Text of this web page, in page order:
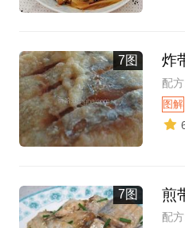
7图 炸
配
图解
7图 煎
配